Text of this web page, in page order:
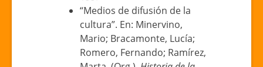
“Medios de difusión de la
cultura”. En: Minervino,
Mario; Bracamonte, Lucía;
Romero, Fernando; Ramírez,